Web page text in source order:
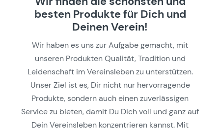
besten Produkte für Dich und
Deinen Verein!
Wir haben es uns zur Aufgabe gemacht, mit
unseren Produkten Qualität, Tradition und
Leidenschaft im Vereinsleben zu unterstützen.
Unser Ziel ist es, Dir nicht nur hervorragende
Produkte, sondern auch einen zuverlässigen
Service zu bieten, damit Du Dich voll und ganz auf
Dein Vereinsleben konzentrieren kannst. Mit